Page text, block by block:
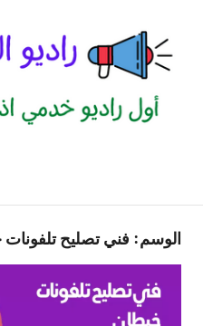
المحتوى
الكويت
للاعلانات
بالكويت
الوسم: فني تصليح